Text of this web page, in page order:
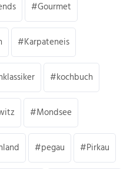
Gourmet
Karpateneis
kochbuch
Mondsee
pegau Pirkau